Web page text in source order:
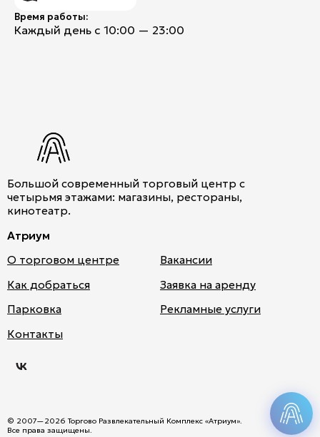
Время работы:
Каждый день с 10:00 — 23:00
Большой современный торговый центр с
четырьмя этажами: магазины, рестораны,
кинотеатр.
Атриум
О торговом центре
Как добраться
Парковка
Контакты
Вакансии
Заявка на аренду
Рекламные услуги
Атри
Вкон
© 2007—2026 Торгово Развлекательный Комплекс «Атриум».
Все права защищены.
вы понимаете, что это нормально и не против.
Подробнее